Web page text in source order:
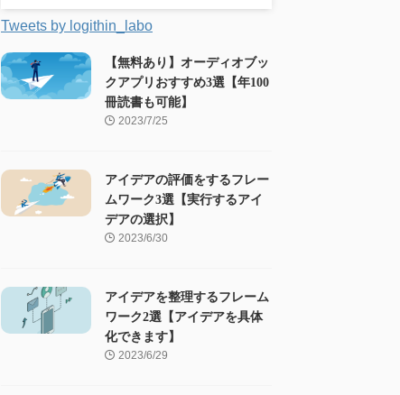
Tweets by logithin_labo
【無料あり】オーディオブッ
クアプリおすすめ3選【年100
冊読書も可能】
2023/7/25
アイデアの評価をするフレー
ムワーク3選【実行するアイ
デアの選択】
2023/6/30
アイデアを整理するフレーム
ワーク2選【アイデアを具体
化できます】
2023/6/29